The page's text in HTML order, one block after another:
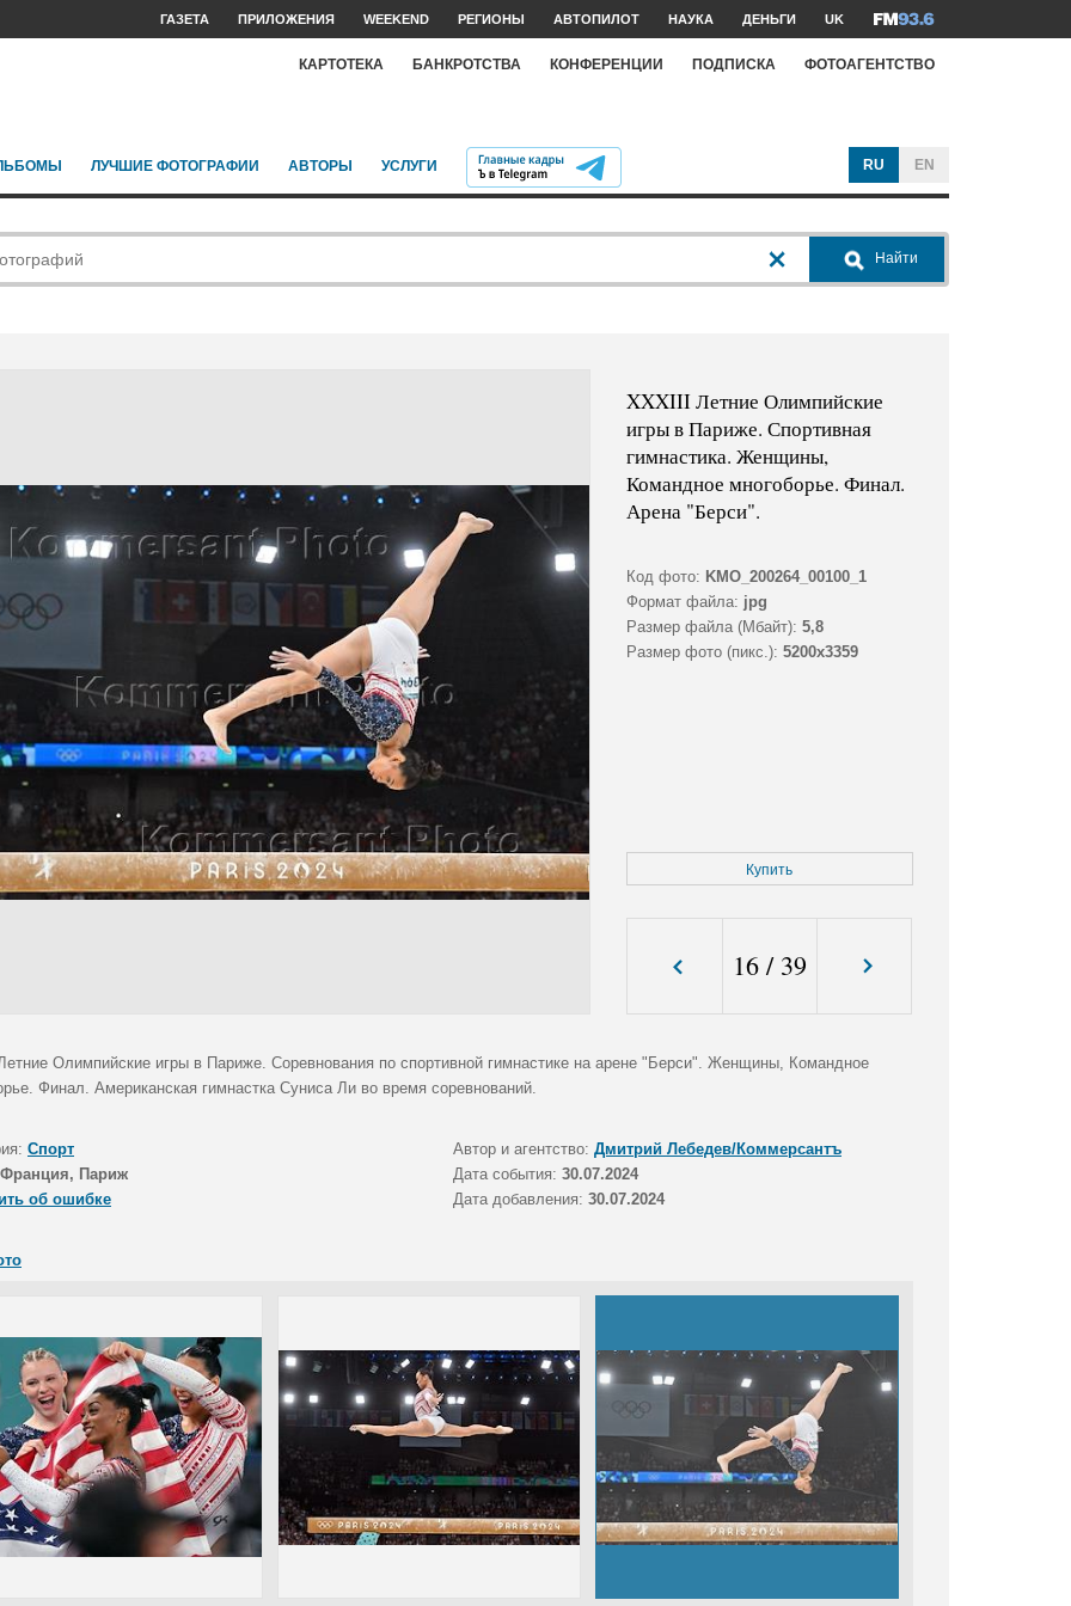
ГАЗЕТА ПРИЛОЖЕНИЯ WEEKEND РЕГИОНЫ АВТОПИЛОТ НАУКА ДЕНЬГИ UK
КАРТОТЕКА БАНКРОТСТВА КОНФЕРЕНЦИИ ПОДПИСКА ФОТОАГЕНТСТВО
ЛУЧШИЕ ФОТОГРАФИИ АВТОРЫ УСЛУГИ RU EN
Найти
XXXIII Летние Олимпийские
игры в Париже. Спортивная
гимнастика. Женщины,
Командное многоборье. Финал.
Арена "Берси".
Код фото: KMO_200264_00100_1
Формат файла: jpg
Размер файла (Мбайт): 5,8
Размер фото (пикс.): 5200x3359
Купить
16/ 39
Олимпийские игры в Париже. Соревнования по спортивной гимнастике на арене "Берси". Женщины, Командное
Финал. Американская гимнастка Суниса Ли во время соревнований.
Спорт Автор и агентство: Дмитрий Лебедев/Коммерсантъ
Франция, Париж Дата события: 30.07.2024
об ошибке
Дата добавления: 30.07.2024